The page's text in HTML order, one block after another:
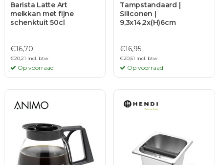
Barista Latte Art
melkkan met fijne
schenktuit 50cl
€16,70
€20,21 Incl. btw
Op voorraad
Tampstandaard |
Siliconen |
9,3x14,2x(H)6cm
€16,95
€20,51 Incl. btw
Op voorraad